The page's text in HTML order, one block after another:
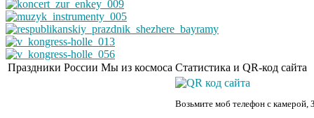
Праздники России Мы из космоса Статистика и QR-код сайта
Возьмите моб телефон с камерой,